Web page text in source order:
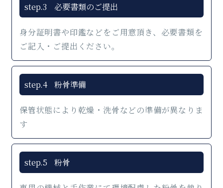
step.3 必要書類のご提出
身分証明書や印鑑などをご用意頂き、必要書類を
ご記入・ご提出ください。
step.4 粉骨準備
保管状態により乾燥・洗骨などの準備が異なりま
す
step.5 粉骨